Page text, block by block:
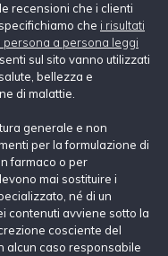
recensioni che i clienti
che i risultati
a persona leggi
sul sito vanno utilizzati
bellezza e
di malattie.
generale e non
per la formulazione di
farmaco o per
mai sostituire i
né di un
contenuti avviene sotto la
cosciente del
alcun caso responsabile